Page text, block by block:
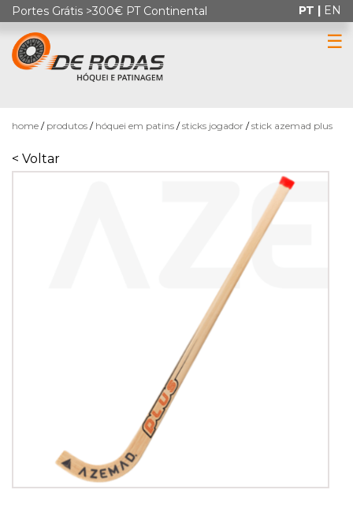
Portes Grátis >300€ PT Continental
PROMOÇÕES
☰
PT | EN
home produtos hóquei em patins sticks jogador stick azemad plus
< Voltar